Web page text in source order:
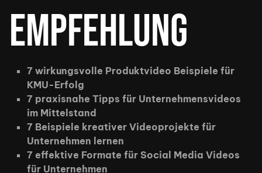
Empfehlung
7 wirkungsvolle Produktvideo Beispiele für
KMU-Erfolg
7 praxisnahe Tipps für Unternehmensvideos
im Mittelstand
7 Beispiele kreativer Videoprojekte für
Unternehmen lernen
7 effektive Formate für Social Media Videos
für Unternehmen